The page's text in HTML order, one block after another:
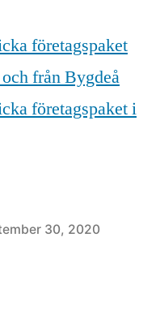
företagspaket
från Bygdeå
företagspaket i
30, 2020